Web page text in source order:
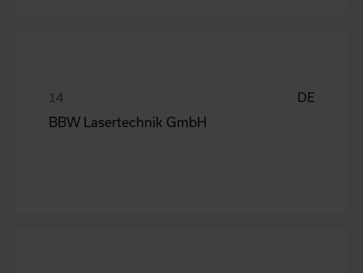
DE
BBW Lasertechnik GmbH